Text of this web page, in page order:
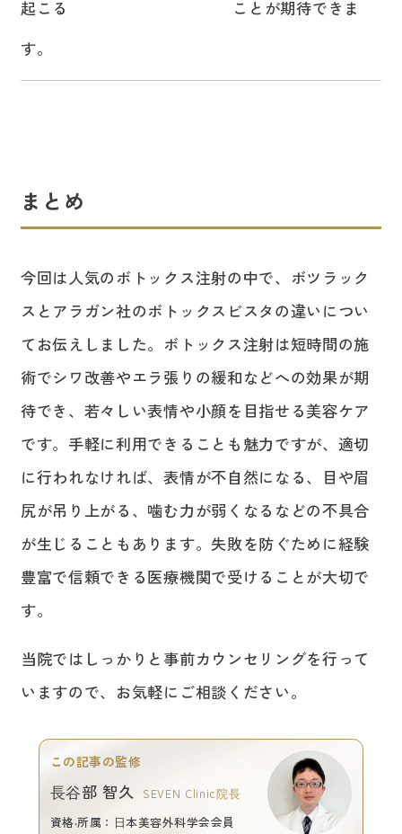
起こる
ことが期待できま
す。
まとめ
今回は人気のボトックス注射の中で、ボツラック
スとアラガン社のボトックスビスタの違いについ
てお伝えしました。ボトックス注射は短時間の施
術でシワ改善やエラ張りの緩和などへの効果が期
待でき、若々しい表情や小顔を目指せる美容ケア
です。手軽に利用できることも魅力ですが、適切
に行われなければ、表情が不自然になる、目や眉
尻が吊り上がる、噛む力が弱くなるなどの不具合
が生じることもあります。失敗を防ぐために経験
豊富で信頼できる医療機関で受けることが大切で
す。
当院ではしっかりと事前カウンセリングを行って
いますので、お気軽にご相談ください。
この記事の監修
⻑⾕部 智久 SEVEN Clinic院⻑
資格‧所属：⽇本美容外科学会会員